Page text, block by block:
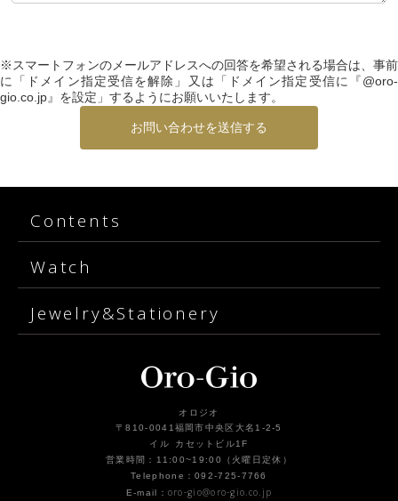
※スマートフォンのメールアドレスへの回答を希望される場合は、事前
に「ドメイン指定受信を解除」又は「ドメイン指定受信に『@oro-
gio.co.jp』を設定」するようにお願いいたします。
Contents
Watch
Jewelry&Stationery
オロジオ
〒810-0041福岡市中央区大名1-2-5
イル カセットビル1F
営業時間：11:00~19:00（火曜日定休）
Telephone：092-725-7766
E-mail： oro-gio@oro-gio.co.jp